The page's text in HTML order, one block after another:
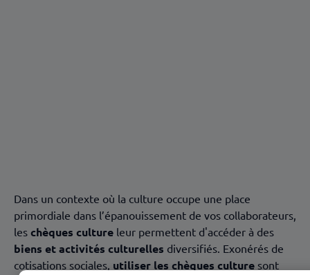
Dernières précisions
Dans un contexte où la culture occupe une place
primordiale dans l’épanouissement de vos collaborateurs,
les chèques culture leur permettent d'accéder à des
biens et activités culturelles diversifiés. Exonérés de
cotisations sociales, utiliser les chèques culture sont